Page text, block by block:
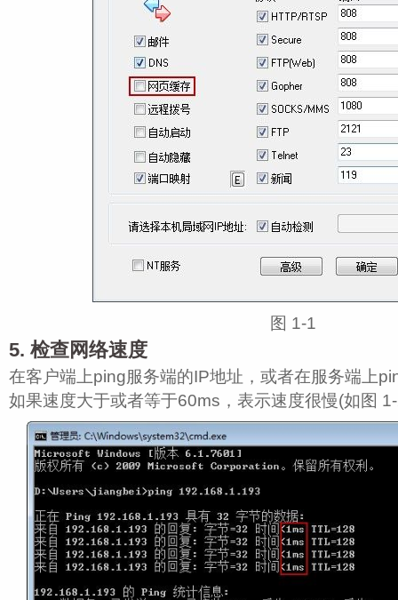
图 1‑1
5. 检查网络速度
在客户端上ping服务端的IP地址，或者在服务端上
如果速度大于或者等于60ms，表示速度很慢(如图
西安喜来登大酒店
云南省体育科研所
九牧实业有限公司